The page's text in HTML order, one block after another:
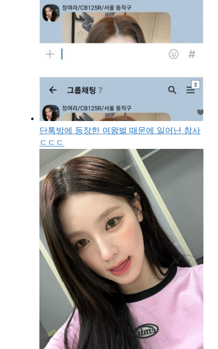
단톡방에 등장한 여왕벌 때문에 일어난 참사
ㄷㄷㄷ